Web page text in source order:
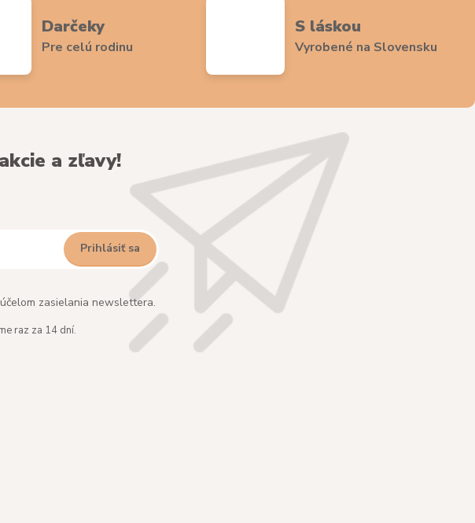
Darčeky
Pre celú rodinu
S láskou
Vyrobené na Slovensku
a zľavy!
Prihlásiť sa
zasielania newslettera.
raz za 14 dní.